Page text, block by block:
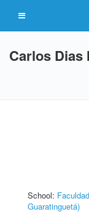
Carlos Dias
School:
Guaratinguetá)